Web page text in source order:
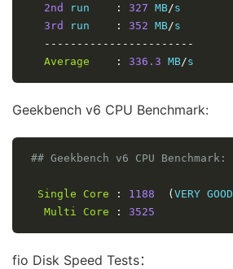
2nd
run : 327 MB/s
3rd
run : 352 MB/s
-----------------------
Average
: 336.3 MB/s
Geekbench v6 CPU Benchmark:
## Geekbench v6 CPU Benchmark:
Single Core : 1188 ( VERY GOOD
Multi
Core : 3525
fio Disk Speed Tests：